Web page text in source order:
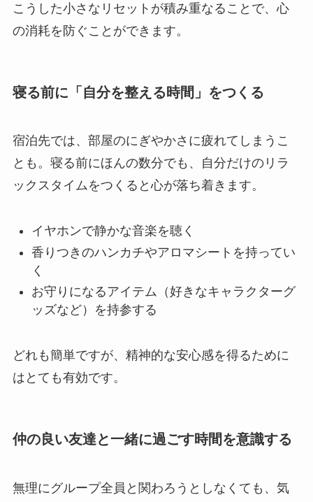
こうした小さなリセットが積み重なることで、心
の消耗を防ぐことができます。
寝る前に「自分を整える時間」をつくる
宿泊先では、部屋のにぎやかさに疲れてしまうこ
とも。寝る前にほんの数分でも、自分だけのリラ
ックスタイムをつくると心が落ち着きます。
イヤホンで静かな音楽を聴く
香りつきのハンカチやアロマシートを持ってい
く
お守りになるアイテム（好きなキャラクターグ
ッズなど）を持参する
どれも簡単ですが、精神的な安心感を得るために
はとても有効です。
仲の良い友達と一緒に過ごす時間を意識する
無理にグループ全員と関わろうとしなくても、気